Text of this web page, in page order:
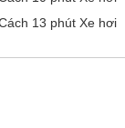
13 phút Xe hơi